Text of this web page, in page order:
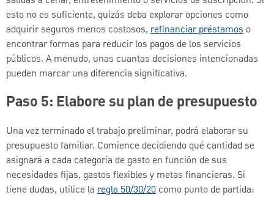
esto no es suficiente, quizás deba explorar opciones como
adquirir seguros menos costosos, refinanciar préstamos o
encontrar formas para reducir los pagos de los servicios
públicos. A menudo, unas cuantas decisiones intencionadas
pueden marcar una diferencia significativa.
Paso 5: Elabore su plan de presupuesto
Una vez terminado el trabajo preliminar, podrá elaborar su
presupuesto familiar. Comience decidiendo qué cantidad se
asignará a cada categoría de gasto en función de sus
necesidades fijas, gastos flexibles y metas financieras. Si
tiene dudas, utilice la regla 50/30/20 como punto de partida: